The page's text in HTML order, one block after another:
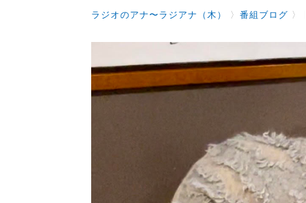
ラジオのアナ〜ラジアナ（木） 〉 番組ブログ 〉